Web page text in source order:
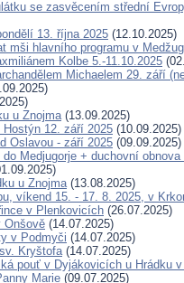
se zasvěcením střední
13. října 2025 (12.10.2025)
mši hlavního programu v
Kolbe 5.-11.10.2025
Michaelem 29. září
u Znojma(13.09.2025)
12. září 2025 (10.09.2025)
Oslavou - září 2025 (09.09.2025)
Medjugorje + duchovní
u Znojma(13.08.2025)
víkend 15. - 17. 8. 2025, v
v Plenkovicích (26.07.2025)
Onšově (14.07.2025)
v Podmyči (14.07.2025)
Kryštofa(14.07.2025)
pouť v Dyjákovicích u Hrádku v
Marie (09.07.2025)